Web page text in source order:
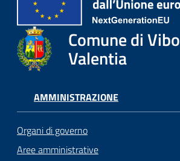
argomenti...
Seguici
Comune di Vibo
Valentia
AMMINISTRAZIONE
Organi di governo
Aree amministrative